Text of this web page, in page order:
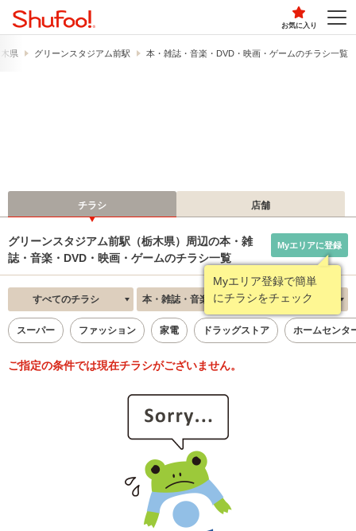
お気に入り
県 グリーンスタジアム前駅 本・雑誌・音楽・DVD・映画・ゲームのチラシ一覧
チラシ 店舗
グリーンスタジアム前駅（栃木県）周辺の本・雑
誌・音楽・DVD・映画・ゲームのチラシ一覧
Myエリア登録で簡単
にチラシをチェック
Myエリアに登録
すべてのチラシ 本・雑誌・音楽・DVD・映画・ゲーム 新着順
スーパー ファッション 家電 ドラッグストア ホームセンタ
ご指定の条件では現在チラシがございません。